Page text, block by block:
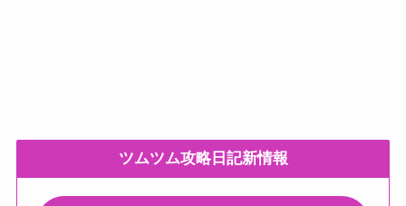
ツムツム攻略日記新情報